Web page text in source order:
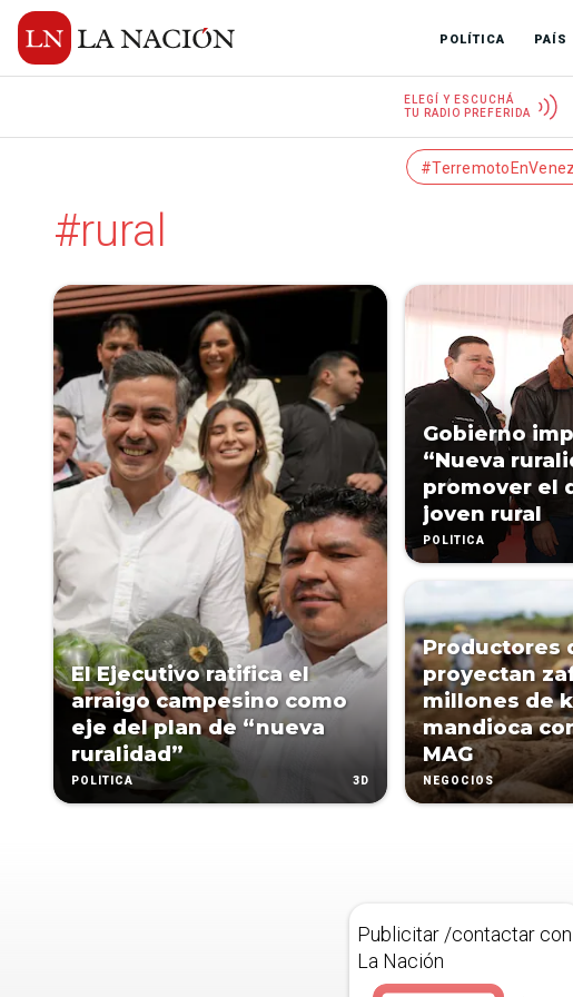
POLÍTICA PAÍS
ELEGÍ Y ESCUCHÁ
TU RADIO PREFERIDA
#rural
El Ejecutivo ratifica el
arraigo campesino como
eje del plan de “nueva
ruralidad”
POLÍTICA 3D
Gobierno
“Nueva
promover el
joven rural
POLÍTICA
Productores
proyectan
millones de
mandioca
MAG
NEGOCIOS
Publicitar /contactar con
La Nación